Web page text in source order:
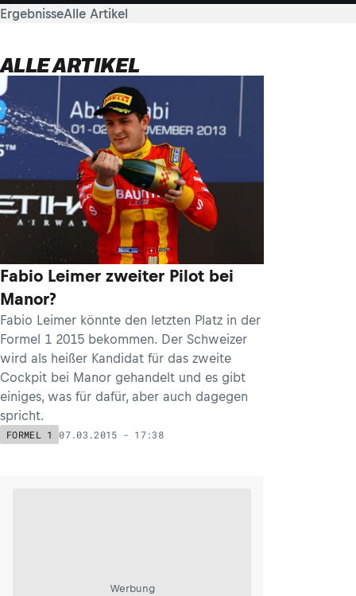
ErgebnisseAlle Artikel
ALLE ARTIKEL
Fabio Leimer zweiter Pilot bei
Manor?
Fabio Leimer könnte den letzten Platz in der
Formel 1 2015 bekommen. Der Schweizer
wird als heißer Kandidat für das zweite
Cockpit bei Manor gehandelt und es gibt
einiges, was für dafür, aber auch dagegen
spricht.
FORMEL 1 07.03.2015 - 17:38
Werbung